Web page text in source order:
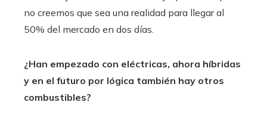
no creemos que sea una realidad para llegar al
50% del mercado en dos días.
¿Han empezado con eléctricas, ahora híbridas
y en el futuro por lógica también hay otros
combustibles?